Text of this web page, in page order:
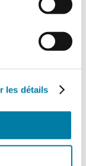
les détails